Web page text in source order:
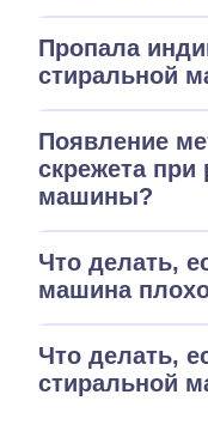
Пропала
стиральной
Появление
скрежета при
машины?
Что делать,
машина
Что делать,
стиральной